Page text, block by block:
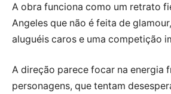
A obra funciona como um retrato
Angeles que não é feita de
aluguéis caros e uma competição
A direção parece focar na energia
personagens, que tentam